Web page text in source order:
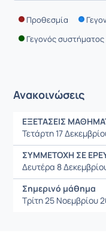
Προθεσμία
Γεγονός συστήματος
Ανακοινώσεις
ΕΞΕΤΑΣΕΙΣ
Τετάρτη 17
ΣΥΜΜΕΤΟΧΗ ΣΕ
Δευτέρα 8
Σημερινό μάθημα
Τρίτη 25 Νοεμβρίου